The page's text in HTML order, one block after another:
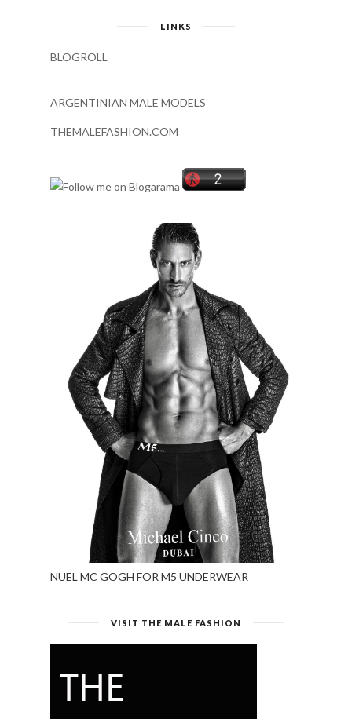
LINKS
BLOGROLL
ARGENTINIAN MALE MODELS
THEMALEFASHION.COM
NUEL MC GOGH FOR M5 UNDERWEAR
VISIT THE MALE FASHION